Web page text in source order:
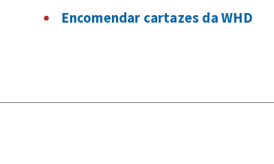
Encomendar cartazes da WHD